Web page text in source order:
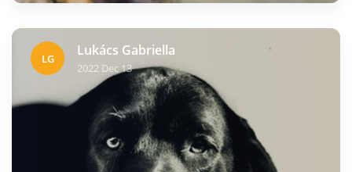
LG Lukács Gabriella
2022 Dec 13